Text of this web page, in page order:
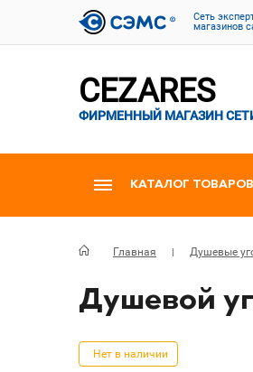
Cеть
магазинов
CEZARES
ФИРМЕННЫЙ МАГАЗИН
КАТАЛОГ ТОВАРОВ
Главная Душевые
Душевой
Нет в наличии